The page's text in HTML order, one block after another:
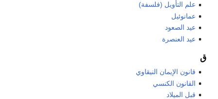
علم التأويل (فلسفة)
عمانوئيل
عيد الصعود
عيد العنصرة
ق
قانون الإيمان النيقاوي
القانون الكنسي
قبل الميلاد